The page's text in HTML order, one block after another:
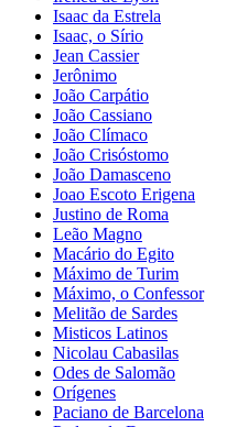
Isaac da Estrela
Isaac, o Sírio
Jean Cassier
Jerônimo
João Carpátio
João Cassiano
João Clímaco
João Crisóstomo
João Damasceno
Joao Escoto Erigena
Justino de Roma
Leão Magno
Macário do Egito
Máximo de Turim
Máximo, o Confessor
Melitão de Sardes
Misticos Latinos
Nicolau Cabasilas
Odes de Salomão
Orígenes
Paciano de Barcelona